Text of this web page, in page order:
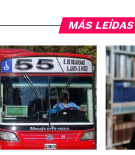
MÁS LEÍDAS